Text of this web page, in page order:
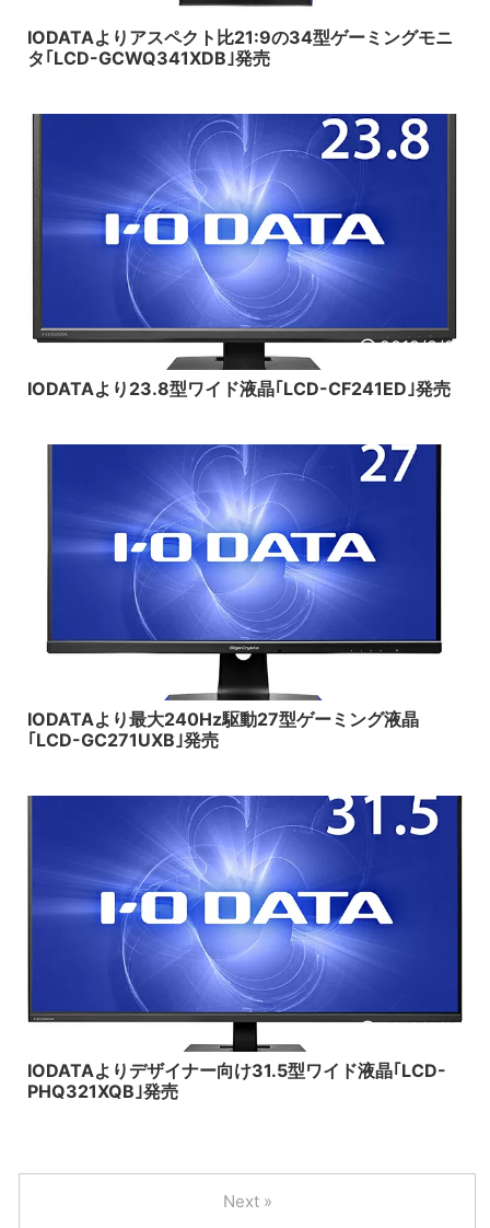
IODATAよりアスペクト比21:9の34型ゲーミングモニ
タ｢LCD-GCWQ341XDB｣発売
2019/8/21
IODATAより23.8型ワイド液晶｢LCD-CF241ED｣発売
IODATAより最大240Hz駆動27型ゲーミング液晶
｢LCD-GC271UXB｣発売
2019/2/13
IODATAよりデザイナー向け31.5型ワイド液晶｢LCD-
PHQ321XQB｣発売
Next »